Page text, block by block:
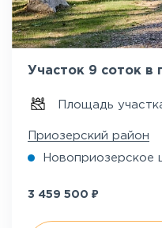
Участок 9 соток в
Площадь
Приозерский район
Новоприозерское
3 459 500 ₽